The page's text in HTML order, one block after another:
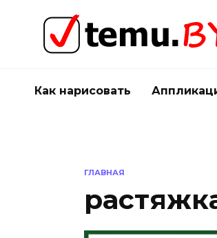
содержанию
Как нарисовать
ГЛАВНАЯ